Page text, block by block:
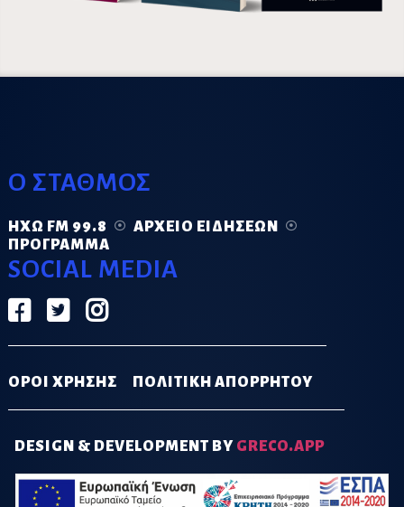
Ο ΣΤΑΘΜΟΣ
ΗΧΏ FM 99.8
ΑΡΧΕΊΟ ΕΙΔΉΣΕΩΝ
ΠΡΌΓΡΑΜΜΑ
SOCIAL MEDIA
ΟΡΟΙ ΧΡΗΣΗΣ ΠΟΛΙΤΙΚΗ ΑΠΟΡΡΗΤΟΥ
DESIGN & DEVELOPMENT BY GRECO.APP